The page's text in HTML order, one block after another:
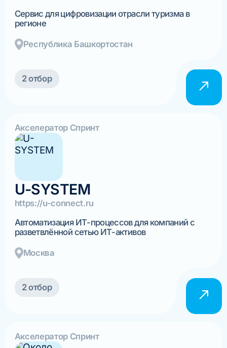
Cервис для цифровизации отрасли туризма в
регионе
Республика Башкортостан
2 отбор
Акселератор Спринт
U-SYSTEM
https://u-connect.ru
Автоматизация ИТ-процессов для компаний с
разветвлённой сетью ИТ-активов
Москва
2 отбор
Акселератор Спринт